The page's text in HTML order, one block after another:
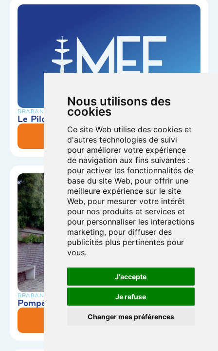
Nous utilisons des
cookies
Ce site Web utilise des cookies et
d'autres technologies de suivi
pour améliorer votre expérience
de navigation aux fins suivantes :
pour activer les fonctionnalités de
base du site Web, pour offrir une
meilleure expérience sur le site
Web, pour mesurer votre intérêt
pour nos produits et services et
pour personnaliser les interactions
marketing, pour diffuser des
publicités plus pertinentes pour
vous.
J'accepte
Je refuse
Changer mes préférences
BRABANT-WALLON
Le Pilori
En savoir plus
BRABANT-WALLON
Pompe de Villeroux
En savoir plus